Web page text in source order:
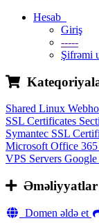
Hesab
Giriş
-----
Şifrəmi
Shared Linux
SSL Certificates
Symantec SSL
Microsoft Office 365
VPS Servers Google
Əməliyyatlar
Domen əldə et